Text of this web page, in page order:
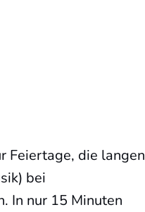
Feiertage, die langen
bei
In nur 15 Minuten